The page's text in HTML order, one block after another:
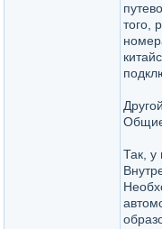
того,
Общие
Так, у